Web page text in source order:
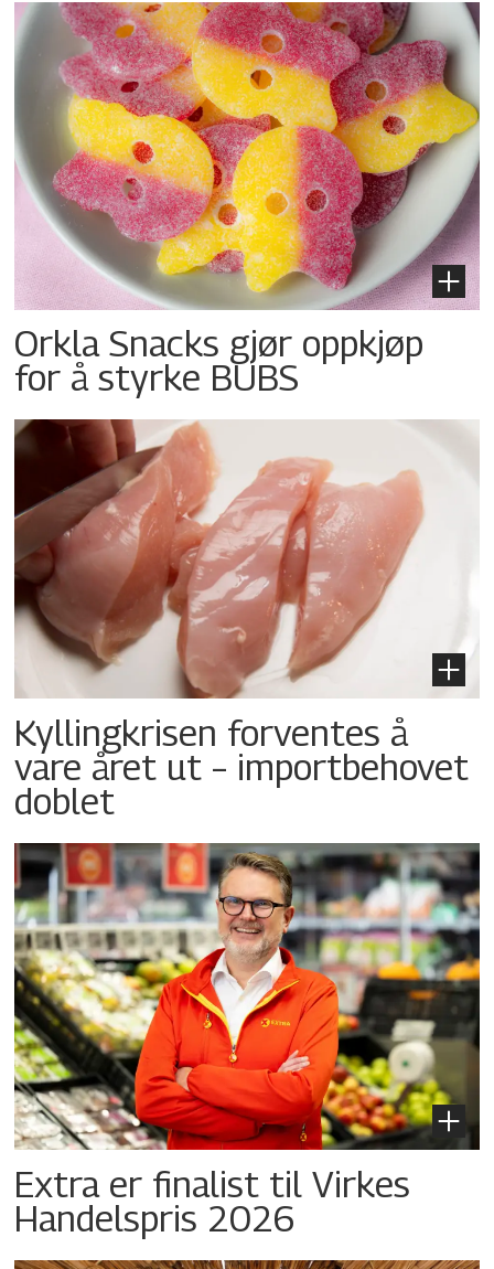
Orkla Snacks gjør oppkjøp
for å styrke BUBS
Kyllingkrisen forventes å
vare året ut – importbehovet
doblet
Extra er finalist til Virkes
Handelspris 2026